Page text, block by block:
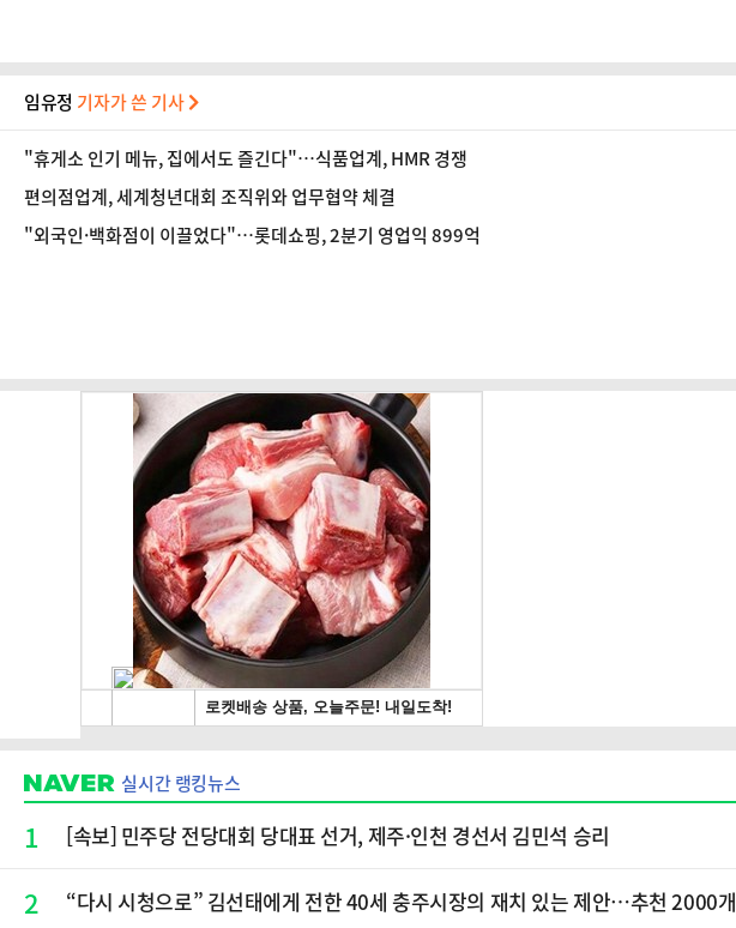
임유정 기자가 쓴 기사
"휴게소 인기 메뉴, 집에서도 즐긴다"…식품업계, HMR 경쟁
편의점업계, 세계청년대회 조직위와 업무협약 체결
"외국인·백화점이 이끌었다"…롯데쇼핑, 2분기 영업익 899억
실시간 랭킹뉴스
1 [속보] 민주당 전당대회 당대표 선거, 제주·인천 경선서 김민석 승리
2 “다시 시청으로” 김선태에게 전한 40세 충주시장의 재치 있는 제안…추천 2000개